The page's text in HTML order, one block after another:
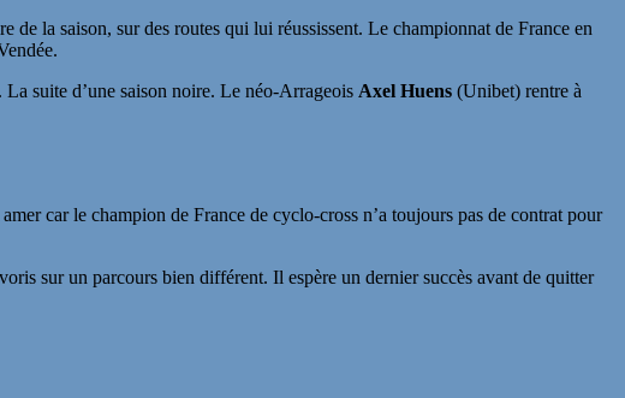
la saison, sur des routes qui lui réussissent. Le championnat de France en
suite d’une saison noire. Le néo-Arrageois Axel Huens (Unibet) rentre à
car le champion de France de cyclo-cross n’a toujours pas de contrat pour
sur un parcours bien différent. Il espère un dernier succès avant de quitter